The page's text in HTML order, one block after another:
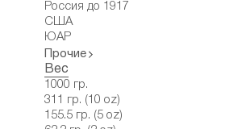
Россия до 1917
США
ЮАР
Прочие
Вес
1000 гр.
311 гр. (10 oz)
155.5 гр. (5 oz)